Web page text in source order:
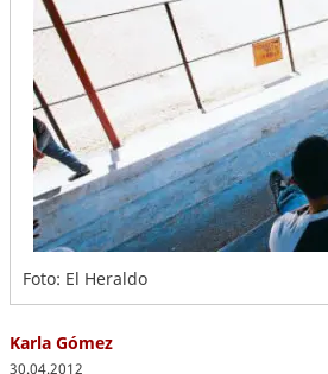
Foto: El Heraldo
Karla Gómez
30.04.2012